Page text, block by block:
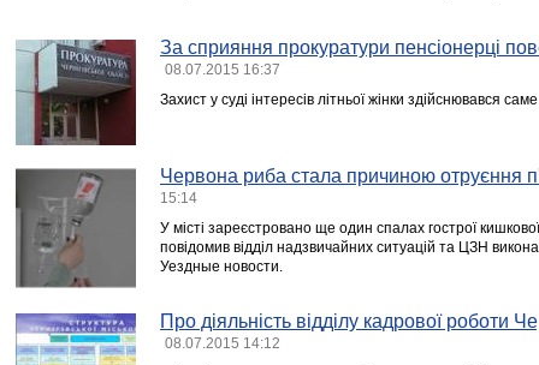
За сприяння прокуратури пенсіонерці
08.07.2015 16:37
Захист у суді інтересів літньої жінки здійснювався
Червона риба стала причиною отруєння
15:14
У місті зареєстровано ще один спалах гострої
повідомив відділ надзвичайних ситуацій та ЦЗН
Уездные новости.
Про діяльність відділу кадрової роботи
08.07.2015 14:12